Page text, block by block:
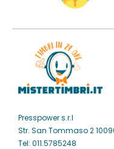
Presspower s.r.l
Str. San Tommaso 2
Tel: 011.5785248